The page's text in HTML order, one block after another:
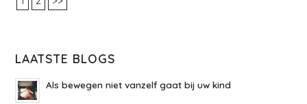
LAATSTE BLOGS
Als bewegen niet vanzelf gaat bij uw kind